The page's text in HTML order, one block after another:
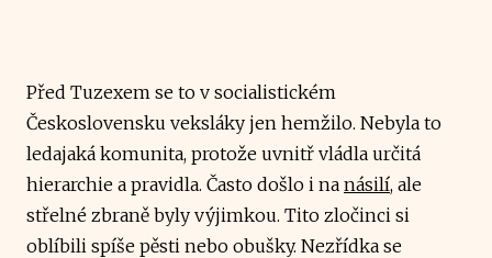
Před Tuzexem se to v socialistickém
Československu veksláky jen hemžilo. Nebyla to
ledajaká komunita, protože uvnitř vládla určitá
hierarchie a pravidla. Často došlo i na násilí, ale
střelné zbraně byly výjimkou. Tito zločinci si
oblíbili spíše pěsti nebo obušky. Nezřídka se